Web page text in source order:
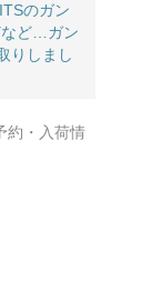
のガン
など…ガン
りしまし
約・入荷情